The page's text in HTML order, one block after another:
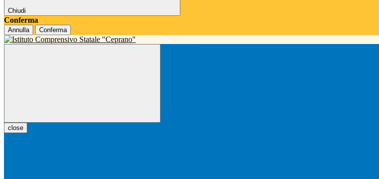
Chiudi
Conferma
Annulla Conferma
close